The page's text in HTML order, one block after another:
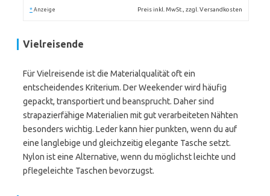
* Anzeige Preis inkl. MwSt., zzgl. Versandkosten
Vielreisende
Für Vielreisende ist die Materialqualität oft ein
entscheidendes Kriterium. Der Weekender wird häufig
gepackt, transportiert und beansprucht. Daher sind
strapazierfähige Materialien mit gut verarbeiteten Nähten
besonders wichtig. Leder kann hier punkten, wenn du auf
eine langlebige und gleichzeitig elegante Tasche setzt.
Nylon ist eine Alternative, wenn du möglichst leichte und
pflegeleichte Taschen bevorzugst.